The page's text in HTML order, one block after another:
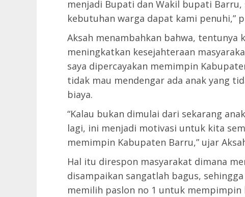
menjadi Bupati dan Wakil bupati Barru,
kebutuhan warga dapat kami penuhi,”
Aksah menambahkan bahwa, tentunya
meningkatkan kesejahteraan
saya dipercayakan memimpin
tidak mau mendengar ada anak yang
biaya.
“Kalau bukan dimulai dari sekarang
lagi, ini menjadi motivasi untuk kita
memimpin Kabupaten Barru,” ujar
Hal itu direspon masyarakat dimana
disampaikan sangatlah bagus,
memilih paslon no 1 untuk mempimpin